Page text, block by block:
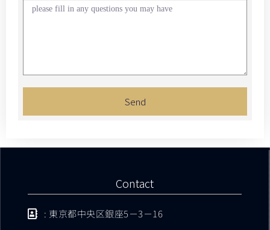
Send
Contact
: 東京都中央区銀座5－3－16